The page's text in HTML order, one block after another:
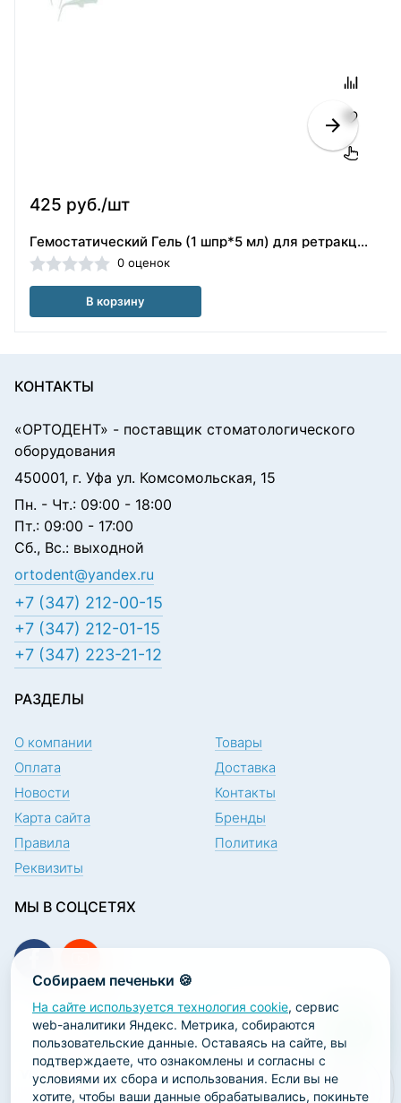
425 руб./шт
Гемостатический Гель (1 шпр*5 мл) для ретракции десны Технодент 001-41-005
0 оценок
В корзину
Собираем печеньки 🍪
На сайте используется технология cookie, сервис
web-аналитики Яндекс. Метрика, собираются
пользовательские данные. Оставаясь на сайте, вы
подтверждаете, что ознакомлены и согласны с
условиями их сбора и использования. Если вы не
хотите, чтобы ваши данные обрабатывались, покиньте
КОНТАКТЫ
«ОРТОДЕНТ» - поставщик стоматологического
оборудования
450001, г. Уфа ул. Комсомольская, 15
Пн. - Чт.: 09:00 - 18:00
Пт.: 09:00 - 17:00
Сб., Вс.: выходной
ortodent@yandex.ru
+7 (347) 212-00-15
+7 (347) 212-01-15
+7 (347) 223-21-12
РАЗДЕЛЫ
О компании
Товары
Оплата
Доставка
Новости
Контакты
Карта сайта
Бренды
Правила
Политика
Реквизиты
МЫ В СОЦСЕТЯХ
ПОДПИСКА НА НОВОСТИ